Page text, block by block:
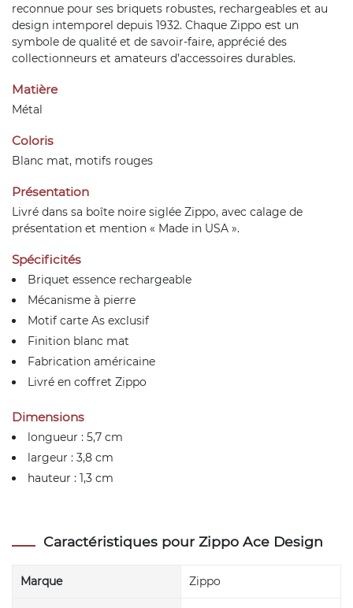
reconnue pour ses briquets robustes, rechargeables et au
design intemporel depuis 1932. Chaque Zippo est un
symbole de qualité et de savoir-faire, apprécié des
collectionneurs et amateurs d’accessoires durables.
Matière
Métal
Coloris
Blanc mat, motifs rouges
Présentation
Livré dans sa boîte noire siglée Zippo, avec calage de
présentation et mention « Made in USA ».
Spécificités
Briquet essence rechargeable
Mécanisme à pierre
Motif carte As exclusif
Finition blanc mat
Fabrication américaine
Livré en coffret Zippo
Dimensions
longueur : 5,7 cm
largeur : 3,8 cm
hauteur : 1,3 cm
Caractéristiques pour Zippo Ace Design
Marque Zippo